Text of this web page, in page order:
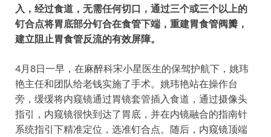
入，经过食道，无需任何切口，通过三个或三个以上的
钉合点将胃底部分钉合在食管下端，重建胃食管阀瓣，
建立阻止胃食管反流的有效屏障。
4月8日一早，在麻醉科宋小星医生的保驾护航下，姚玮
艳主任和团队给老钱实施了手术。姚玮艳站在操作台
旁，缓缓将内窥镜通过胃镜套管插入食道，通过摄像头
指引，内窥镜很快到达了胃底，并在内镜融合的指南针
系统指引下精准定位，选准钉合点。随后，内窥镜顶端